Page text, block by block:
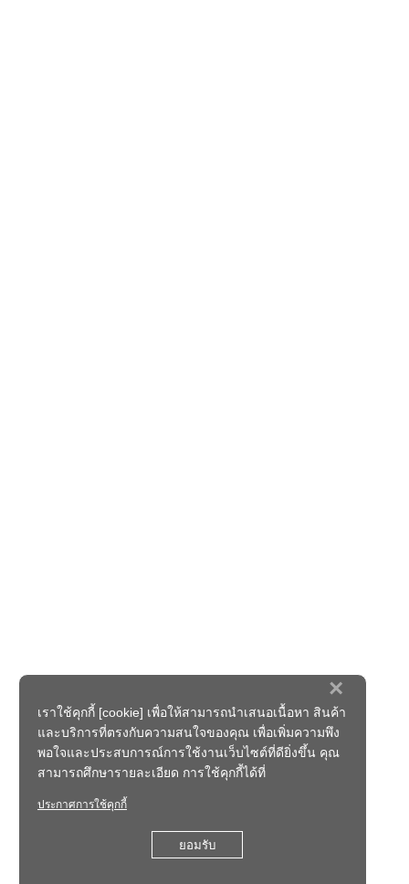
×
เราใช้คุกกี้ [cookie] เพื่อให้สามารถนำเสนอเนื้อหา สินค้า
และบริการที่ตรงกับความสนใจของคุณ เพื่อเพิ่มความพึง
พอใจและประสบการณ์การใช้งานเว็บไซต์ที่ดียิ่งขึ้น คุณ
สามารถศึกษารายละเอียด การใช้คุกกี้ได้ที่
ประกาศการใช้คุกกี้
ยอมรับ